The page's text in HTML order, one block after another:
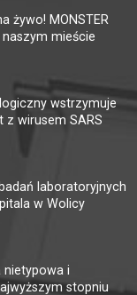
żywo! MONSTER
naszym mieście
wstrzymuje
z wirusem SARS
laboratoryjnych
w Wolicy
nietypowa i
stopniu